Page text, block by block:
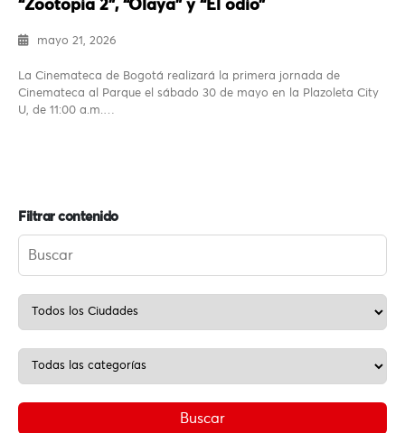
“Zootopia 2”, “Olaya” y “El odio”
mayo 21, 2026
La Cinemateca de Bogotá realizará la primera jornada de
Cinemateca al Parque el sábado 30 de mayo en la Plazoleta City
U, de 11:00 a.m.…
Filtrar contenido